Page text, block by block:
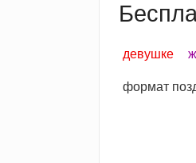
девушке
формат